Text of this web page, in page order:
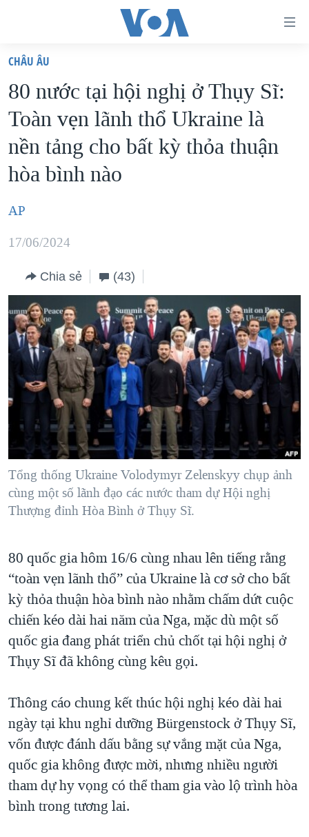
truy
cập
Tới
nội
dung
chính
Tới
hướng
tới
"Tìm"
VIỆT NAM
HOA KỲ
BIỂN ĐÔNG
THẾ GIỚI
MỤC
TỰ DO BÁO CHÍ
VẠCH TRẦN TIN GIẢ
NGƯỜI VIỆT HẢI NGOẠI
ĐỜI SỐNG
KINH TẾ
KHOA HỌC
SỨC KHOẺ
VĂN HOÁ
THỂ THAO
GIÁO DỤC
CHUYÊN ĐỀ
CHIẾN TRANH THƯƠNG MẠI CỦA MỸ: QUÁ KHỨ VÀ HIỆN
TẠI
HÀNH TRÌNH BẦU CỬ 2024
MỘT NĂM CHIẾN TRANH TẠI DẢI GAZA
GIẢI MÃ VÀNH ĐAI & CON ĐƯỜNG
NGÀY TỊ NẠN THẾ GIỚI
TRỊNH VĨNH BÌNH - NGƯỜI HẠ 'BÊN THẮNG CUỘC'
GROUND ZERO – XƯA VÀ NAY
CHI PHÍ CHIẾN TRANH AFGHANISTAN
CÁC GIÁ TRỊ CỘNG HÒA Ở VIỆT NAM
TRỊNH VĨNH BÌNH VS. CHÍNH PHỦ VIỆT NAM
NGƯ DÂN VIỆT VÀ LÀN SÓNG TRỘM HẢI SÂM
BÊN KIA QUỐC LỘ: TIẾNG VỌNG TỪ NÔNG THÔN MỸ
QUAN HỆ VIỆT MỸ
HỌC TIẾNG ANH
VIDEO
NGHE
MẠNG XÃ HỘI
Ngôn ngữ khác
CHÂU ÂU
80 nước tại hội nghị ở Thụy Sĩ:
Toàn vẹn lãnh thổ Ukraine là
nền tảng cho bất kỳ thỏa thuận
hòa bình nào
AP
17/06/2024
Chia sẻ (43)
Tổng thống Ukraine Volodymyr Zelenskyy chụp ảnh
cùng một số lãnh đạo các nước tham dự Hội nghị
Thượng đỉnh Hòa Bình ở Thụy Sĩ.
80 quốc gia hôm 16/6 cùng nhau lên tiếng rằng
“toàn vẹn lãnh thổ” của Ukraine là cơ sở cho bất
kỳ thỏa thuận hòa bình nào nhằm chấm dứt cuộc
chiến kéo dài hai năm của Nga, mặc dù một số
quốc gia đang phát triển chủ chốt tại hội nghị ở
Thụy Sĩ đã không cùng kêu gọi.
Thông cáo chung kết thúc hội nghị kéo dài hai
ngày tại khu nghỉ dưỡng Bürgenstock ở Thụy Sĩ,
vốn được đánh dấu bằng sự vắng mặt của Nga,
quốc gia không được mời, nhưng nhiều người
tham dự hy vọng có thể tham gia vào lộ trình hòa
bình trong tương lai.